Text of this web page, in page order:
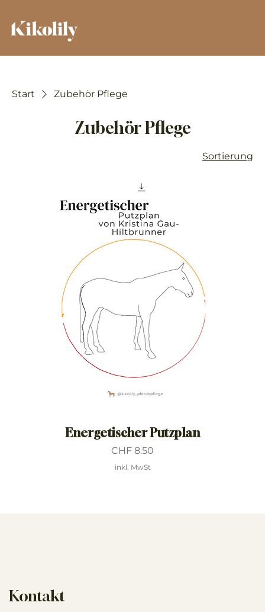
Start Zubehör Pflege
Zubehör Pflege
Sortierung
Energetischer Putzplan
Preis
CHF 8.50
inkl. MwSt
Kontakt